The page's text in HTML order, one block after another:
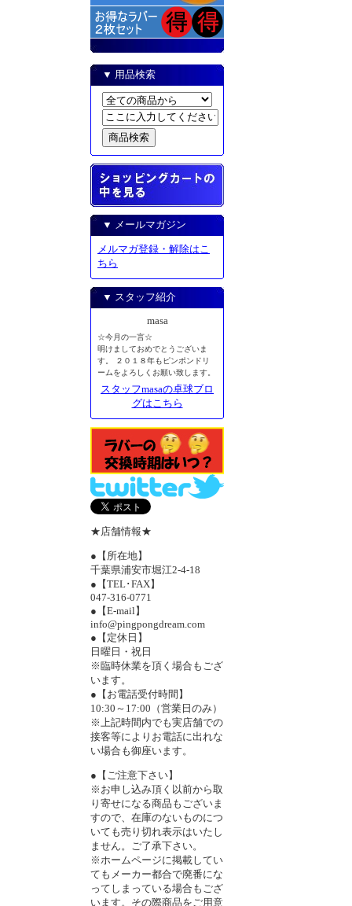
▼ 用品検索
▼ メールマガジン
メルマガ登録・解除はこ
ちら
▼ スタッフ紹介
masa
☆今月の一言☆
明けましておめでとうございま
す。 ２０１８年もピンポンドリ
ームをよろしくお願い致します。
スタッフmasaの卓球ブロ
グはこちら
★店舗情報★
●【所在地】
千葉県浦安市堀江2-4-18
●【TEL･FAX】
047-316-0771
●【E-mail】
info@pingpongdream.com
●【定休日】
日曜日・祝日
※臨時休業を頂く場合もござ
います。
●【お電話受付時間】
10:30～17:00（営業日のみ）
※上記時間内でも実店舗での
接客等によりお電話に出れな
い場合も御座います。
●【ご注意下さい】
※お申し込み頂く以前から取
り寄せになる商品もございま
すので、在庫のないものにつ
いても売り切れ表示はいたし
ません。ご了承下さい。
※ホームページに掲載してい
てもメーカー都合で廃番にな
ってしまっている場合もござ
います。その際商品をご用意